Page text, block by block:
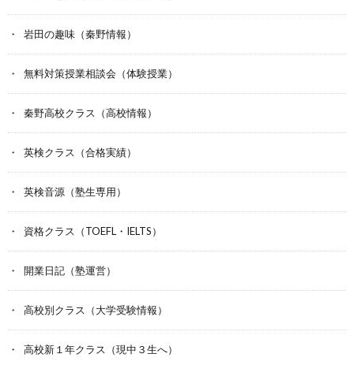
岩田の趣味（秦野情報）
無料対策授業相談会（体験授業）
秦野高校クラス（高校情報）
英検クラス（合格実績）
英検音源（塾生専用）
資格クラス（TOEFL・IELTS）
開業日記（塾運営）
高校別クラス（大学受験情報）
高校新１年クラス（現中３生へ）